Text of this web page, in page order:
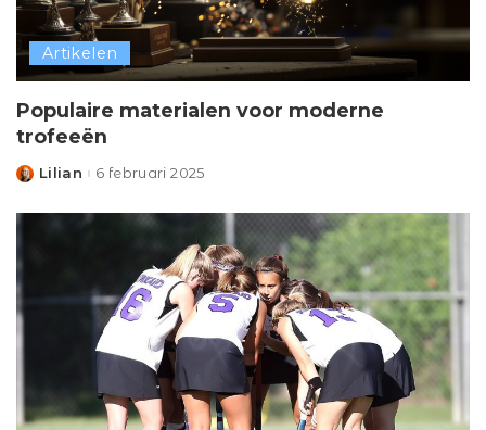
Artikelen
Populaire materialen voor moderne
trofeeën
Posted
Lilian 6 februari 2025